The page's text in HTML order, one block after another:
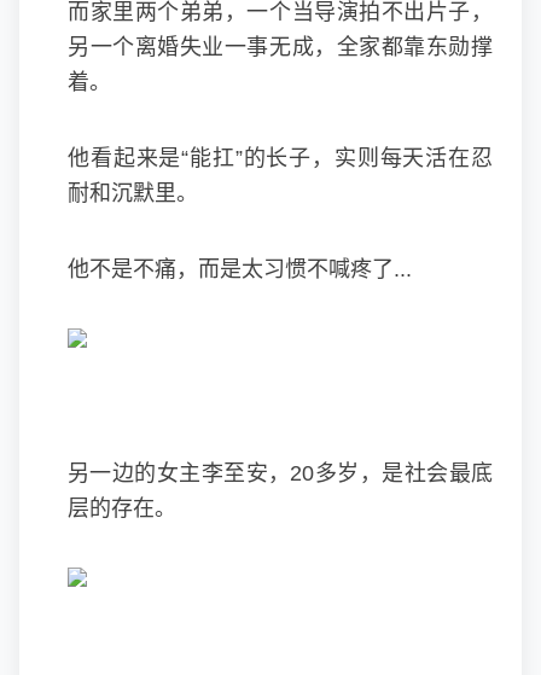
而家里两个弟弟，一个当导演拍不出片子，
另一个离婚失业一事无成，全家都靠东勋撑
着。
他看起来是“能扛”的长子，实则每天活在忍
耐和沉默里。
他不是不痛，而是太习惯不喊疼了...
另一边的女主李至安，20多岁，是社会最底
层的存在。